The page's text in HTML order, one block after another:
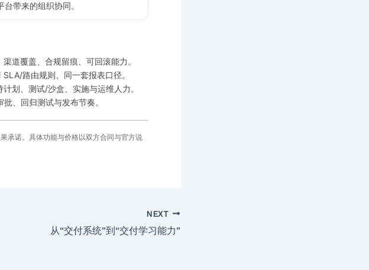
带来的组织协同。
道覆盖、合规留痕、可回滚能力。
路由规则、同一套报表口径。
划、测试/沙盒、实施与运维人力。
、回归测试与发布节奏。
承诺。具体功能与价格以双方合同与官方说
NEXT
从“交付系统”到“交付学习能力”